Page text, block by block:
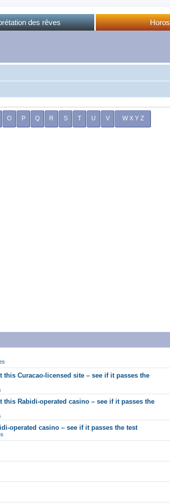
des rêves
O P Q R S T U V W X Y Z
Curacao-licensed site – see if it passes the
Rabidi-operated casino – see if it passes the
operated casino – see if it passes the test